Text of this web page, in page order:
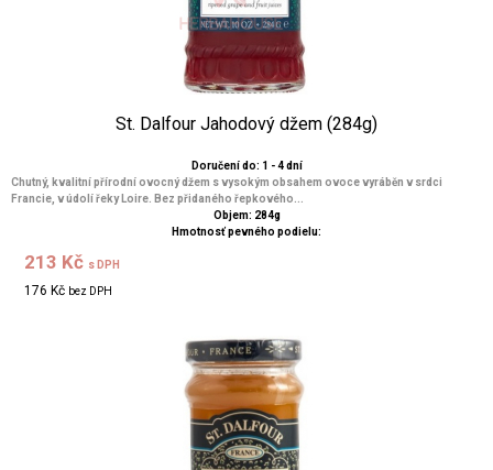
St. Dalfour Jahodový džem (284g)
Doručení do: 1 - 4 dní
Chutný, kvalitní přírodní ovocný džem s vysokým obsahem ovoce vyráběn v srdci
Francie, v údolí řeky Loire. Bez přidaného řepkového...
Objem: 284g
Hmotnosť pevného podielu:
213 Kč s DPH
176 Kč bez DPH